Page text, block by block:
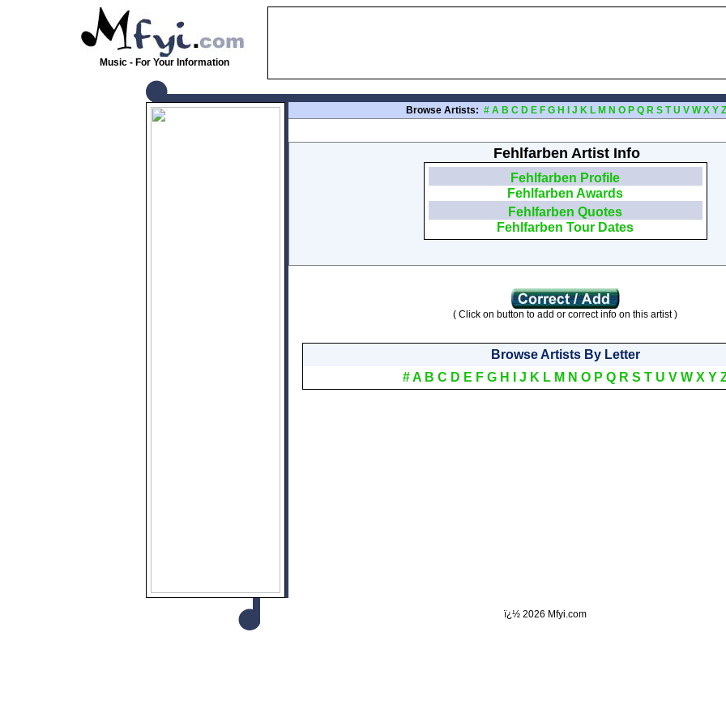
Music - For Your Information
Browse Artists: # A B C D E F G H J K L M N O P Q R S T U V W X Y Z
Fehlfarben Artist Info
Fehlfarben Profile
Fehlfarben Awards
Fehlfarben Quotes
Fehlfarben Tour Dates
( Click on button to add or correct info on this artist )
Browse Artists By Letter
# A B C D E F G H J K L M N O P Q R S T U V W X Y
ï¿½ 2026 Mfyi.com